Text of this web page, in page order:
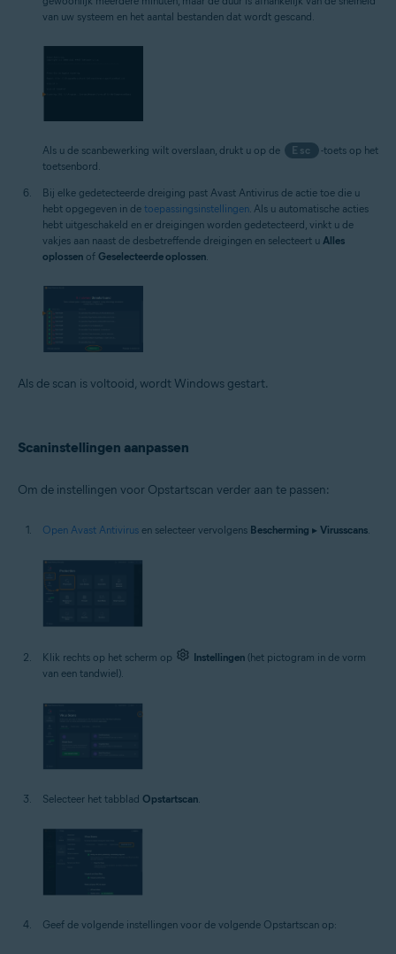
van uw systeem en het aantal bestanden dat wordt gescand.
Als u de scanbewerking wilt overslaan, drukt u op de Esc
-toets op het
toetsenbord.
Bij elke gedetecteerde dreiging past Avast Antivirus de actie toe die u
hebt opgegeven in de toepassingsinstellingen . Als u automatische acties
hebt uitgeschakeld en er dreigingen worden gedetecteerd, vinkt u de
vakjes aan naast de desbetreffende dreigingen en selecteert u Alles
oplossen of Geselecteerde oplossen
Als de scan is voltooid, wordt Windows gestart.
Scaninstellingen aanpassen
Om de instellingen voor Opstartscan verder aan te passen:
Open Avast Antivirus en selecteer vervolgens Bescherming ▸ Virusscans
Klik rechts op het scherm op Instellingen (het pictogram in de vorm
van een tandwiel).
Selecteer het tabblad Opstartscan.
Geef de volgende instellingen voor de volgende Opstartscan op: